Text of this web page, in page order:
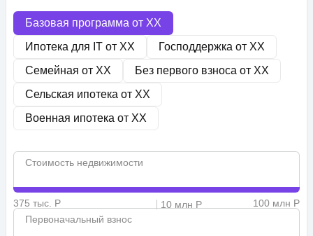
Базовая программа от XX
Ипотека для IT от XX Господдержка от XX
Семейная от XX Без первого взноса от XX
Сельская ипотека от XX
Военная ипотека от XX
Стоимость недвижимости
375 тыс. Р 10 млн Р
100 млн Р
Первоначальный взнос